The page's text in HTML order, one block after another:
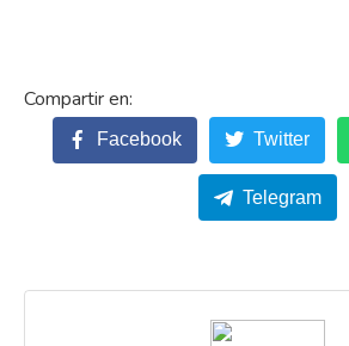
Facebook Twitter
Telegram